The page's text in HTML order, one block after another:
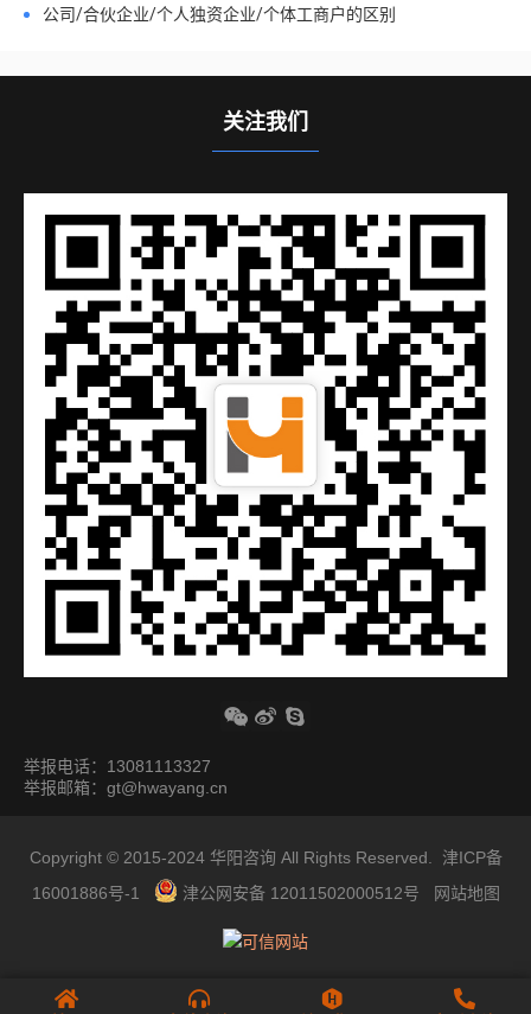
公司/合伙企业/个人独资企业/个体工商户的区别
关注我们
举报电话：13081113327
举报邮箱：gt@hwayang.cn
Copyright © 2015-2024 华阳咨询 All Rights Reserved. 津ICP备
16001886号-1
津公网安备 12011502000512号 网站地图